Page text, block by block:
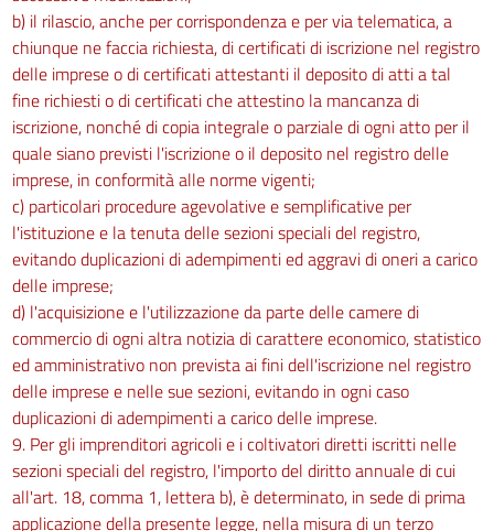
b) il rilascio, anche per corrispondenza e per via telematica, a
chiunque ne faccia richiesta, di certificati di iscrizione nel registro
delle imprese o di certificati attestanti il deposito di atti a tal
fine richiesti o di certificati che attestino la mancanza di
iscrizione, nonché di copia integrale o parziale di ogni atto per il
quale siano previsti l'iscrizione o il deposito nel registro delle
imprese, in conformità alle norme vigenti;
c) particolari procedure agevolative e semplificative per
l'istituzione e la tenuta delle sezioni speciali del registro,
evitando duplicazioni di adempimenti ed aggravi di oneri a carico
delle imprese;
d) l'acquisizione e l'utilizzazione da parte delle camere di
commercio di ogni altra notizia di carattere economico, statistico
ed amministrativo non prevista ai fini dell'iscrizione nel registro
delle imprese e nelle sue sezioni, evitando in ogni caso
duplicazioni di adempimenti a carico delle imprese.
9. Per gli imprenditori agricoli e i coltivatori diretti iscritti nelle
sezioni speciali del registro, l'importo del diritto annuale di cui
all'art. 18, comma 1, lettera b), è determinato, in sede di prima
applicazione della presente legge, nella misura di un terzo